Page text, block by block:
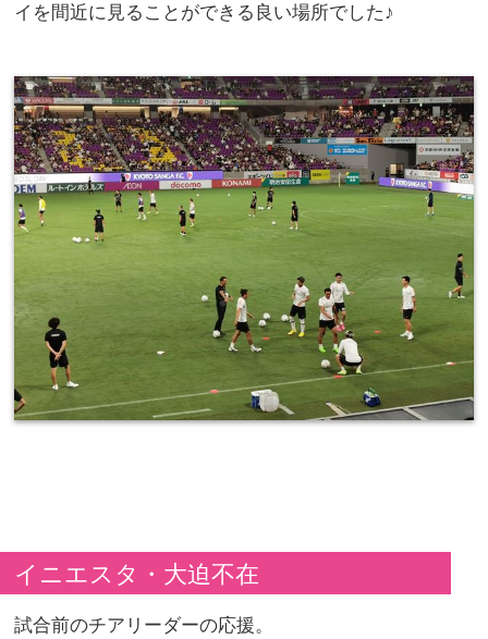
イを間近に見ることができる良い場所でした♪
イニエスタ・大迫不在
試合前のチアリーダーの応援。